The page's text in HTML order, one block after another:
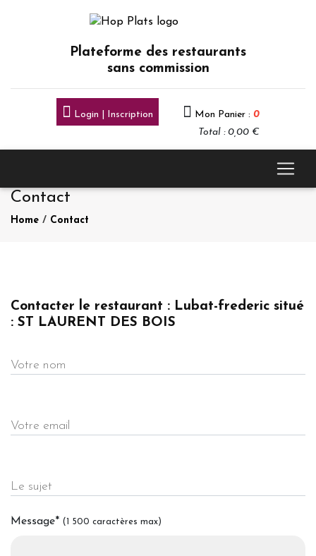
Plateforme des restaurants
sans commission
Login | Inscription Mon Panier : 0
Total : 0,00 €
Contact
Home / Contact
Contacter le restaurant : Lubat-frederic situé
: ST LAURENT DES BOIS
Votre nom
Votre email
Le sujet
Message* (1 500 caractères max)